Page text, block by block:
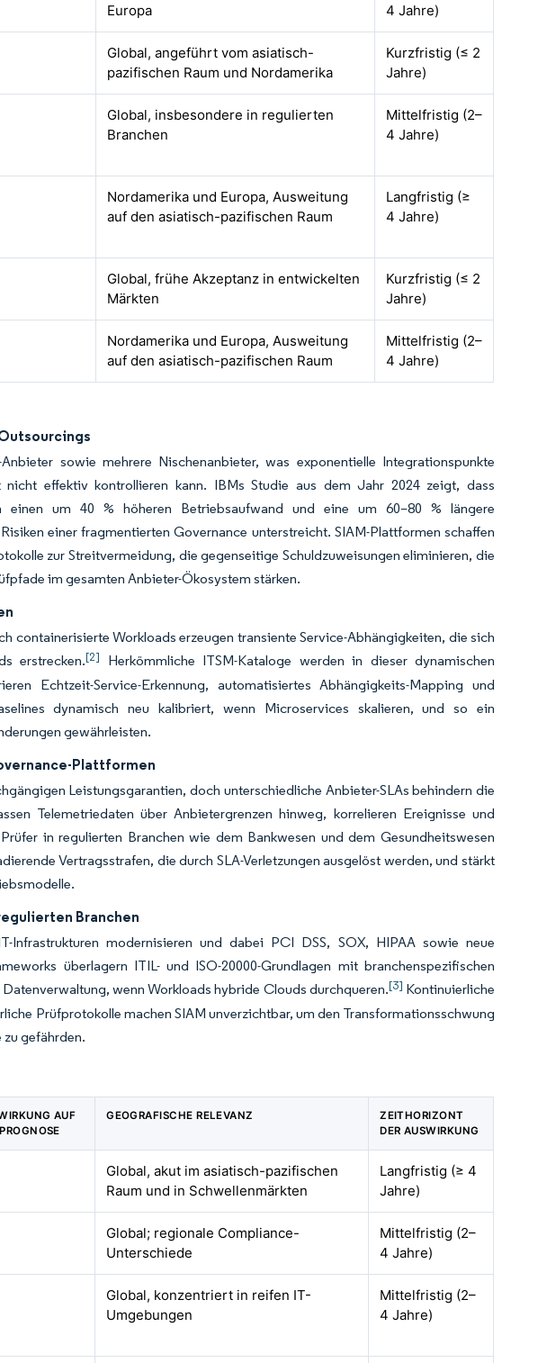
Europa
4 Jahre)
Global, angeführt vom asiatisch-
pazifischen Raum und Nordamerika
Kurzfristig (≤ 2
Jahre)
Global, insbesondere in regulierten
Branchen
Mittelfristig (2–
4 Jahre)
Nordamerika und Europa, Ausweitung
auf den asiatisch-pazifischen Raum
Langfristig (≥
4 Jahre)
Global, frühe Akzeptanz in entwickelten
Märkten
Kurzfristig (≤ 2
Jahre)
Nordamerika und Europa, Ausweitung
auf den asiatisch-pazifischen Raum
Mittelfristig (2–
4 Jahre)
sowie mehrere Nischenanbieter, was exponentielle Integrationspunkte
effektiv kontrollieren kann. IBMs Studie aus dem Jahr 2024 zeigt, dass
um 40 % höheren Betriebsaufwand und eine um 60–80 % längere
einer fragmentierten Governance unterstreicht. SIAM-Plattformen schaffen
zur Streitvermeidung, die gegenseitige Schuldzuweisungen eliminieren, die
im gesamten Anbieter-Ökosystem stärken.
containerisierte Workloads erzeugen transiente Service-Abhängigkeiten, die sich
erstrecken.[2]
Herkömmliche ITSM-Kataloge werden in dieser dynamischen
Echtzeit-Service-Erkennung, automatisiertes Abhängigkeits-Mapping und
dynamisch neu kalibriert, wenn Microservices skalieren, und so ein
gewährleisten.
Plattformen
Leistungsgarantien, doch unterschiedliche Anbieter-SLAs behindern die
Telemetriedaten über Anbietergrenzen hinweg, korrelieren Ereignisse und
in regulierten Branchen wie dem Bankwesen und dem Gesundheitswesen
Vertragsstrafen, die durch SLA-Verletzungen ausgelöst werden, und stärkt
Branchen
Infrastrukturen modernisieren und dabei PCI DSS, SOX, HIPAA sowie neue
überlagern ITIL- und ISO-20000-Grundlagen mit branchenspezifischen
wenn Workloads hybride Clouds durchqueren.[3] Kontinuierliche
Prüfprotokolle machen SIAM unverzichtbar, um den Transformationsschwung
gefährden.
AUF
GEOGRAFISCHE RELEVANZ
ZEITHORIZONT
DER AUSWIRKUNG
Global, akut im asiatisch-pazifischen
Raum und in Schwellenmärkten
Langfristig (≥ 4
Jahre)
Global; regionale Compliance-
Unterschiede
Mittelfristig (2–
4 Jahre)
Global, konzentriert in reifen IT-
Umgebungen
Mittelfristig (2–
4 Jahre)